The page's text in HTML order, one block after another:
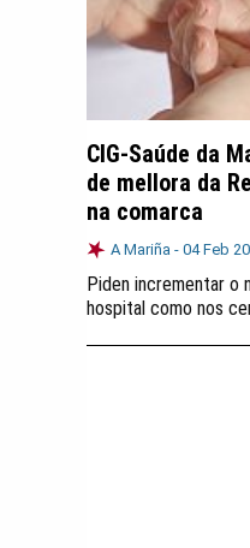
CIG-Saúde da
de mellora da
na comarca
A Mariña - 04 Feb
Piden incrementar o
hospital como nos